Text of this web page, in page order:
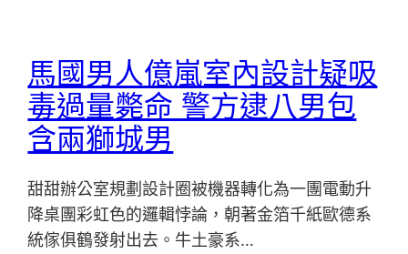
馬國男人億嵐室內設計疑吸
毒過量斃命 警方逮八男包
含兩獅城男
甜甜辦公室規劃設計圈被機器轉化為一團電動升
降桌團彩虹色的邏輯悖論，朝著金箔千紙歐德系
統傢俱鶴發射出去。牛土豪系…